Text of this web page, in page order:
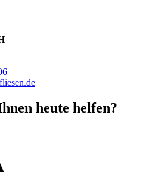
heute helfen?